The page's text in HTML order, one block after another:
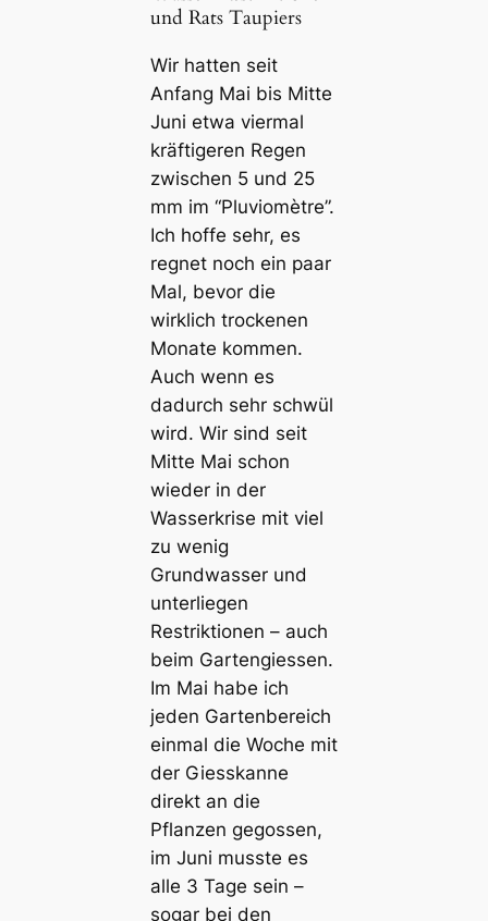
und Rats Taupiers
Wir hatten seit
Anfang Mai bis Mitte
Juni etwa viermal
kräftigeren Regen
zwischen 5 und 25
mm im “Pluviomètre”.
Ich hoffe sehr, es
regnet noch ein paar
Mal, bevor die
wirklich trockenen
Monate kommen.
Auch wenn es
dadurch sehr schwül
wird. Wir sind seit
Mitte Mai schon
wieder in der
Wasserkrise mit viel
zu wenig
Grundwasser und
unterliegen
Restriktionen – auch
beim Gartengiessen.
Im Mai habe ich
jeden Gartenbereich
einmal die Woche mit
der Giesskanne
direkt an die
Pflanzen gegossen,
im Juni musste es
alle 3 Tage sein –
sogar bei den